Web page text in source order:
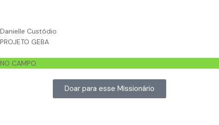
Danielle Custódio
PROJETO GEBA
NO CAMPO
Doar para esse Missionário